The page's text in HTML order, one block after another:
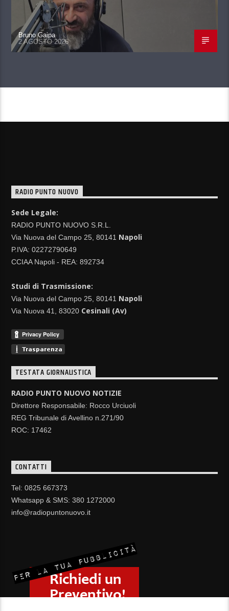
Bruno Gaipa
2 AGOSTO 2026
RADIO PUNTO NUOVO
Sede Legale:
RADIO PUNTO NUOVO S.R.L.
Via Nuova del Campo 25, 80141 Napoli
P.IVA: 02272790649
CCIAA Napoli - REA: 892734
Studi di Trasmissione:
Via Nuova del Campo 25, 80141 Napoli
Via Nuova 41, 83020 Cesinali (Av)
TESTATA GIORNALISTICA
RADIO PUNTO NUOVO NOTIZIE
Direttore Responsabile: Rocco Urciuoli
REG Tribunale di Avellino n.271/90
ROC: 17462
CONTATTI
Tel: 0825 667373
Whatsapp & SMS: 380 1272000
info@radiopuntonuovo.it